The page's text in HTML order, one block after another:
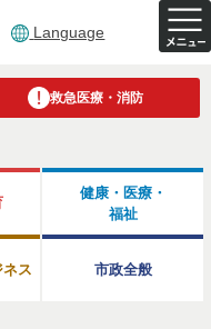
Language
救急医療・消防
健康・医療・
福祉
ス 市政全般